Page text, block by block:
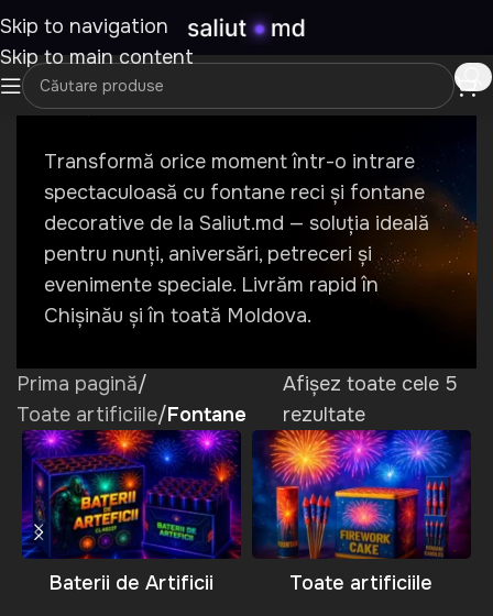
Skip to navigation
Skip to main content
Fontane
Transformă orice moment într-o intrare
spectaculoasă cu fontane reci și fontane
decorative de la Saliut.md — soluția ideală
pentru nunți, aniversări, petreceri și
evenimente speciale. Livrăm rapid în
Chișinău și în toată Moldova.
Prima pagină/
Toate artificiile/Fontane
Afișez toate cele 5
rezultate
Baterii de Artificii Toate artificiile